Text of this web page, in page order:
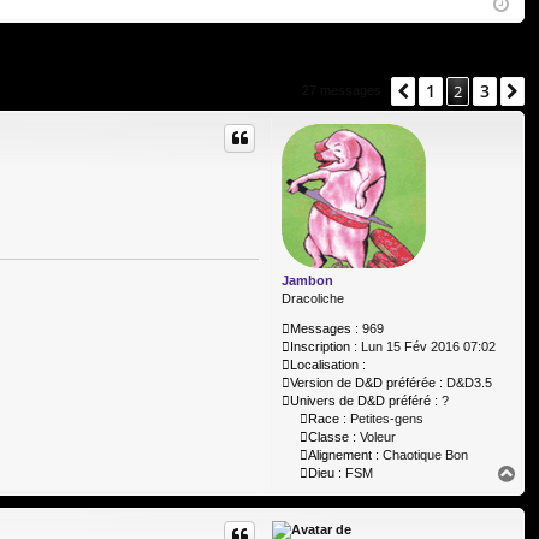
on
cri
on
Précédent
1 2 3
Jambon
Dracoliche
Messages : 969
Inscription : Lun 15 Fév 2016 07:02
Localisation :
Version de D&D préférée : D&D3.5
Univers de D&D préféré : ?
Race : Petites-gens
Classe : Voleur
Alignement : Chaotique Bon
Dieu : FSM
a
u